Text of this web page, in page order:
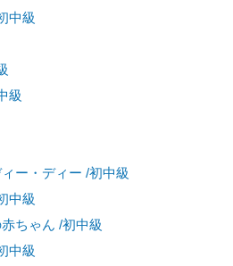
中級
級
ー・ディー /初中級
中級
ちゃん /初中級
中級